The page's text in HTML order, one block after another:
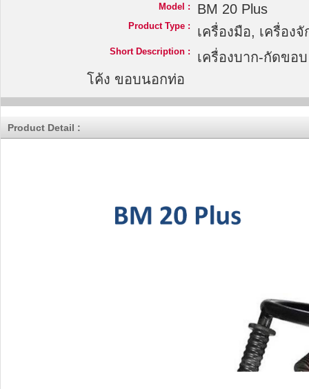
Model : BM 20 Plus
Product Type : เครื่องมือ, เครื่อง
Short Description :
เครื่องบาก-กัดขอ
โค้ง ขอบนอกท่อ
Product Detail :